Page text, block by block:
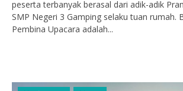
peserta terbanyak berasal dari adik-adik
SMP Negeri 3 Gamping selaku tuan rumah.
Pembina Upacara adalah...